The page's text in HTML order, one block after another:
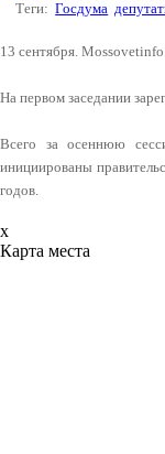
Теги: Госдума
13 сентября.
На первом заседании
Всего за осеннюю
инициированы
годов.
x
Карта места